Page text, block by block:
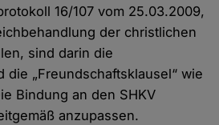
16/107 vom 25.03.2009,
der christlichen
sind darin die
die „Freundschaftsklausel“ wie
Bindung an den SHKV
anzupassen.